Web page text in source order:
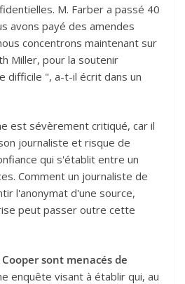
M. Farber a passé 40
avons payé des amendes
concentrons maintenant sur
Miller, pour la soutenir
difficile ", a-t-il écrit dans un
est sévèrement critiqué, car il
journaliste et risque de
qui s'établit entre un
Comment un journaliste de
l'anonymat d'une source,
peut passer outre cette
sont menacés de
enquête visant à établir qui, au